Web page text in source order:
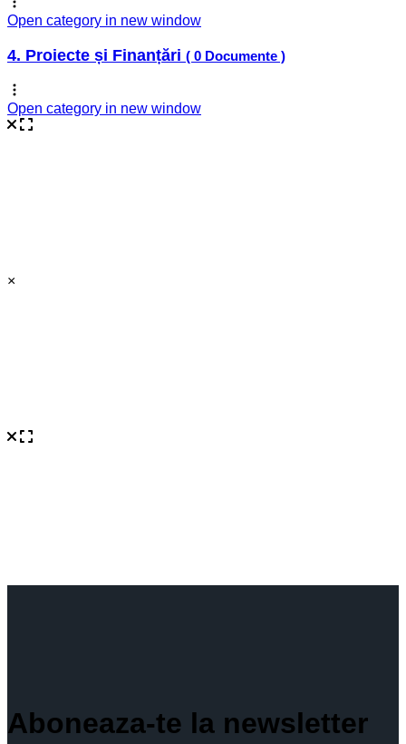
Open category in new window
4. Proiecte și Finanțări ( 0 Documente )
Open category in new window
×
Aboneaza-te la newsletter